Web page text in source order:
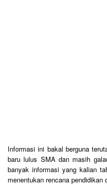
Informasi ini bakal berguna
baru lulus SMA dan masih
banyak informasi yang kalian
menentukan rencana pendidikan